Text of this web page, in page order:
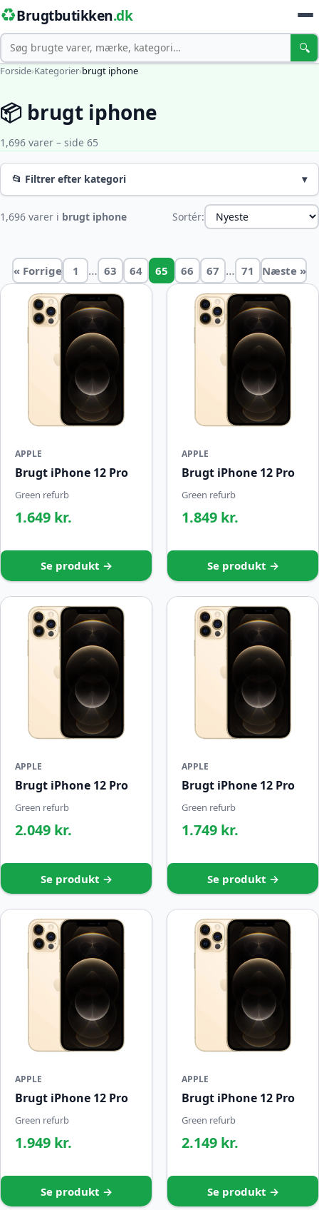
♻️Brugtbutikken.dk
Søg 🔍
Forside›Kategorier›brugt iphone
📦 brugt iphone
1,696 varer – side 65
📂 Filtrer efter kategori ▾
1,696 varer i brugt iphone Sortér:
« Forrige 1 … 63 64 65 66 67 … 71 Næste »
APPLE
Brugt iPhone 12 Pro
Green refurb
1.649 kr.
Se produkt →
APPLE
Brugt iPhone 12 Pro
Green refurb
1.849 kr.
Se produkt →
APPLE
Brugt iPhone 12 Pro
Green refurb
2.049 kr.
Se produkt →
APPLE
Brugt iPhone 12 Pro
Green refurb
1.749 kr.
Se produkt →
APPLE
Brugt iPhone 12 Pro
Green refurb
1.949 kr.
Se produkt →
APPLE
Brugt iPhone 12 Pro
Green refurb
2.149 kr.
Se produkt →